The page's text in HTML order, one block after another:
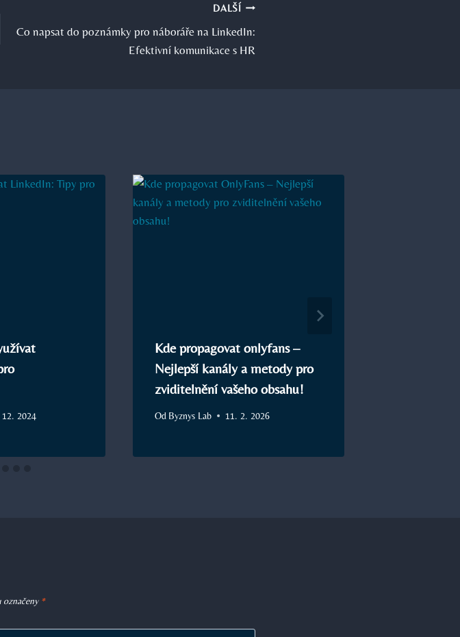
DALŠÍ
Co napsat do poznámky pro náboráře na LinkedIn:
Efektivní komunikace s HR
12. 2024
Kde propagovat onlyfans –
Nejlepší kanály a metody pro
zviditelnění vašeho obsahu!
Od Byznys Lab 11. 2. 2026
označeny *